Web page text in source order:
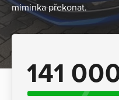
miminka překonat.
141